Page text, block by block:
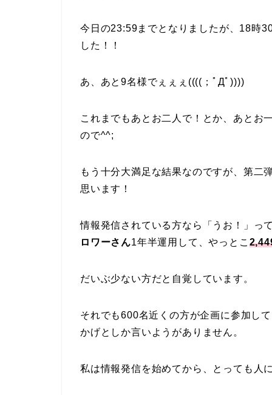
今日の23:59までとなりましたが、18時
した！！
あ、あと9名様でぇぇぇ((((；ﾟДﾟ))))
これまでもあとお二人で！とか、あとお
ので^^;
もう十分大満足な結果なのですが、第二
思います！
情報発信されている方なら「うお！」っ
ロワーさん1年半運用して、やっとこ
だいぶ少ない方だと自覚しています。
それでも600名近くの方が企画に参加し
かげとしか言いようがありません。
私は情報発信を始めてから、とっても人